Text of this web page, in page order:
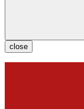
close